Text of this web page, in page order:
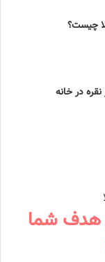
چیست؟
در خانه
هدف شما